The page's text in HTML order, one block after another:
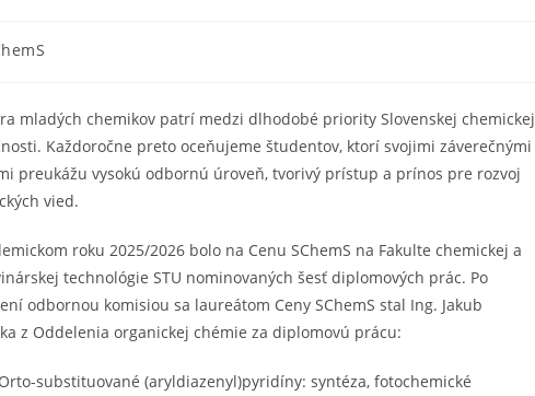
mladých chemikov patrí medzi dlhodobé priority Slovenskej chemickej
Každoročne preto oceňujeme študentov, ktorí svojimi záverečnými
preukážu vysokú odbornú úroveň, tvorivý prístup a prínos pre rozvoj
vied.
roku 2025/2026 bolo na Cenu SChemS na Fakulte chemickej a
technológie STU nominovaných šesť diplomových prác. Po
odbornou komisiou sa laureátom Ceny SChemS stal Ing. Jakub
z Oddelenia organickej chémie za diplomovú prácu:
substituované (aryldiazenyl)pyridíny: syntéza, fotochemické